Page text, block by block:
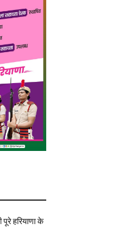
पूरे हरियाणा के